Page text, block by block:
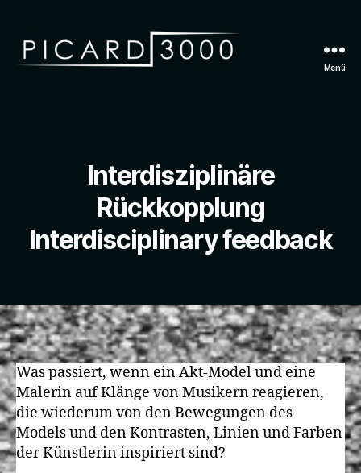
Menü
Interdisziplinäre
Rückkopplung
Interdisciplinary feedback
Was passiert, wenn ein Akt-Model und eine
Malerin auf Klänge von Musikern reagieren,
die wiederum von den Bewegungen des
Models und den Kontrasten, Linien und Farben
der Künstlerin inspiriert sind?